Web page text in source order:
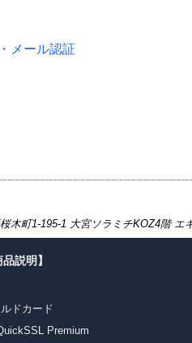
メール認証
木町1-195-1 大宮ソラミチKOZ4階
説明】
ドカード
Premium